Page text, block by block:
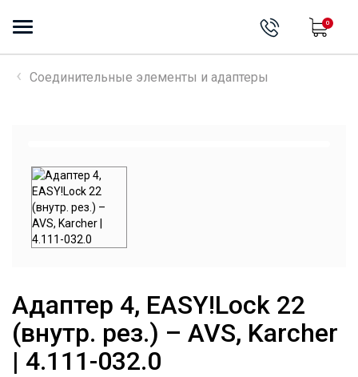
0
Соединительные элементы и адаптеры
Адаптер 4, EASY!Lock 22
(внутр. рез.) – AVS, Karcher
| 4.111-032.0